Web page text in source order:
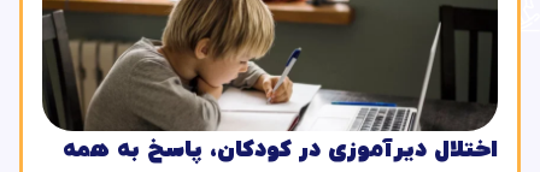
اختلال دیرآموزی در کودکان، پاسخ به همه